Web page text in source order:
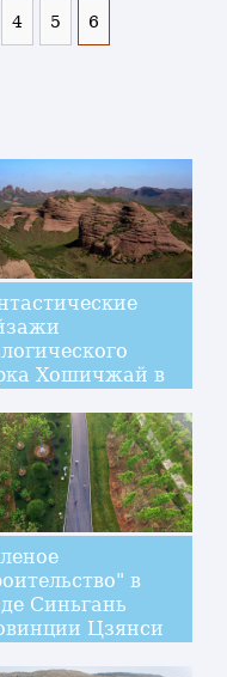
4 5 6
Хошичжай в
в
Синьгань
Цзянси